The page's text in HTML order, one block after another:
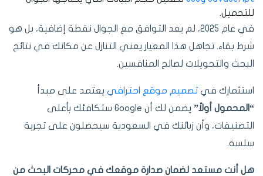
للتحميل.
في عام 2025، لم يعد التوافق مع الجوال نقطة إضافية، بل هو
شرط بقاء. تجاهل هذا المعيار يعني التنازل عن مكانك في نتائج
البحث والتحويلات لصالح المنافسين.
استثمارك في تصميم موقع احترافي يعتمد على مبدأ
“المحمول أولاً”
يضمن لك أن Google ستكافئك بأعلى
التصنيفات، وأن زبائنك في السعودية سيحصلون على تجربة
سلسة.
هل أنت مستعد لضمان صدارة موقعك في محركات البحث من